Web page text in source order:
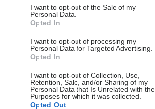
consent section.
I want to opt-out of the Sale of my
Personal Data.
Opted In
I want to opt-out of processing my
Personal Data for Targeted Advertising.
Opted In
I want to opt-out of Collection, Use,
Retention, Sale, and/or Sharing of my
Personal Data that Is Unrelated with the
Purposes for which it was collected.
Opted Out
Αρθρίτιδα,Οστεοαρθρίτιδα
Προσθέστε το iatronet.gr στο Discover
shares